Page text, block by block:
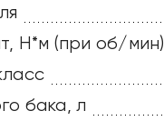
Н*м (при об/мин)
бака, л